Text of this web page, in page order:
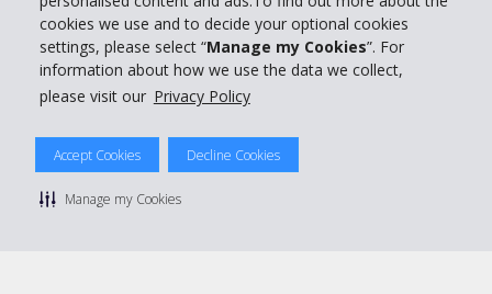
cookies we use and to decide your optional cookies
settings, please select “Manage my Cookies”. For
information about how we use the data we collect,
please visit our Privacy Policy
Accept Cookies Decline Cookies
Manage my Cookies
Prenota con Hertz
© 2026 The Hertz System, Inc.
Privacy Policy | Condizioni di Utilizzo |
Manage cookie preferences